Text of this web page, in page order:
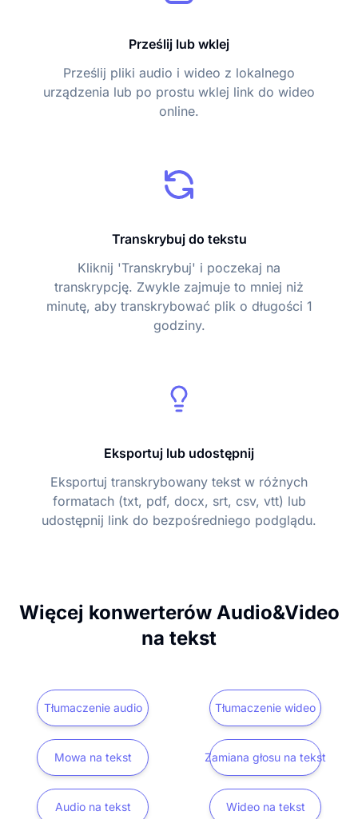
Prześlij lub wklej
Prześlij pliki audio i wideo z lokalnego
urządzenia lub po prostu wklej link do wideo
online.
Transkrybuj do tekstu
Kliknij 'Transkrybuj' i poczekaj na
transkrypcję. Zwykle zajmuje to mniej niż
minutę, aby transkrybować plik o długości 1
godziny.
Eksportuj lub udostępnij
Eksportuj transkrybowany tekst w różnych
formatach (txt, pdf, docx, srt, csv, vtt) lub
udostępnij link do bezpośredniego podglądu.
Więcej konwerterów Audio&Video
na tekst
Tłumaczenie audio Tłumaczenie wideo
Mowa na tekst Zamiana głosu na tekst
Audio na tekst Wideo na tekst